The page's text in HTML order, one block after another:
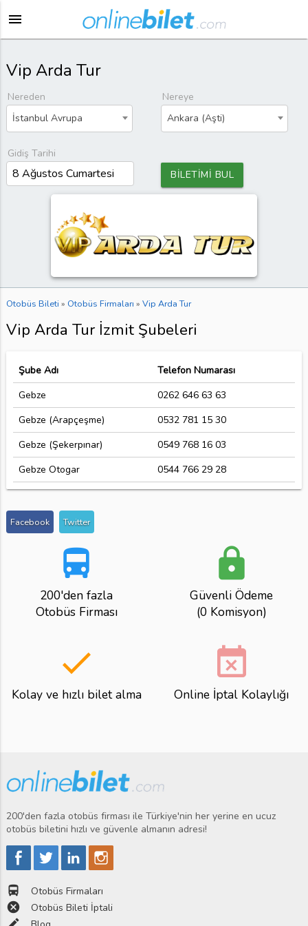
menu
Vip Arda Tur
Nereden
İstanbul Avrupa
Nereye
Ankara (Aşti)
Gidiş Tarihi
BİLETİMİ BUL
Otobüs Bileti » Otobüs Firmaları » Vip Arda Tur
Vip Arda Tur İzmit Şubeleri
Şube Adı
Telefon Numarası
Gebze
0262 646 63 63
Gebze (Arapçeşme)
0532 781 15 30
Gebze (Şekerpınar)
0549 768 16 03
Gebze Otogar
0544 766 29 28
Facebook Twitter
directions_bus
200'den fazla
Otobüs Firması
lock
Güvenli Ödeme
(0 Komisyon)
done
Kolay ve hızlı bilet alma
event_busy
Online İptal Kolaylığı
200'den fazla otobüs firması ile Türkiye'nin her yerine en ucuz
otobüs biletini hızlı ve güvenle almanın adresi!
directions_bus Otobüs Firmaları
cancel Otobüs Bileti İptali